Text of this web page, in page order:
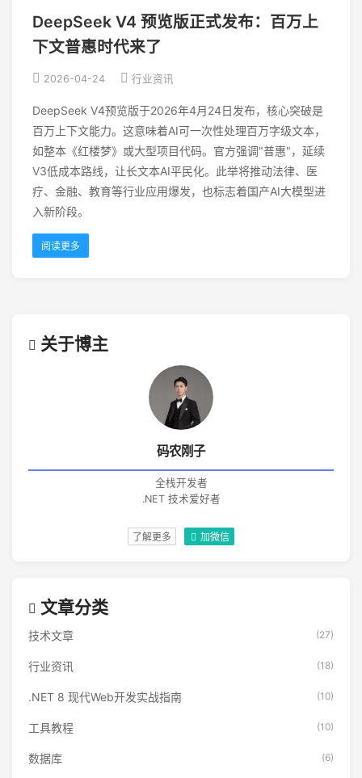
DeepSeek V4 预览版正式发布：百万上
下文普惠时代来了
2026-04-24 行业资讯
DeepSeek V4预览版于2026年4月24日发布，核心突破是
百万上下文能力。这意味着AI可一次性处理百万字级文本，
如整本《红楼梦》或大型项目代码。官方强调"普惠"，延续
V3低成本路线，让长文本AI平民化。此举将推动法律、医
疗、金融、教育等行业应用爆发，也标志着国产AI大模型进
入新阶段。
阅读更多
关于博主
码农刚子
全栈开发者
.NET 技术爱好者
了解更多 加微信
文章分类
技术文章 (27)
行业资讯 (18)
.NET 8 现代Web开发实战指南 (10)
工具教程 (10)
数据库 (6)